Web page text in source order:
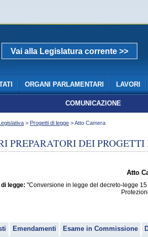
Vai alla Legislatura corrente >>
ORGANI PARLAMENTARI LAVORI
COMUNICAZIONE
> Progetti di legge > Atto Camera
PREPARATORI DEI
Atto
legge: "Conversione in legge del decreto-legge
Emendamenti Esame in Commissione